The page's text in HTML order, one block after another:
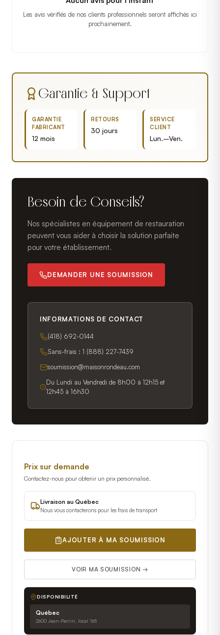
Les avis vérifiés de nos clients professionnels seront affichés ici
prochainement.
Garantie & Support
GARANTIE
FABRICANT
12 mois
RETOURS
30 jours
SERVICE
CLIENT
Lun.–Ven.
Besoin de Conseils?
Nos spécialistes en équipement de restauration
peuvent vous aider à choisir la solution parfaite
pour votre établissement.
DEMANDER UNE SOUMISSION
INFORMATIONS DE CONTACT
(418) 692-0144
Sans-frais : 1 (888) 227-7439
soumission@maisonrondeau.com
Du Lundi au Vendredi de 8h00 à 12h15 et
12h45 à 16h30
Prix sur demande
Contactez-nous pour obtenir un prix personnalisé.
Livraison au Québec
Nous vous contacterons pour les frais de transport
AJOUTER À MA SOUMISSION
VOIR MA SOUMISSION →
DISPONIBILITÉ
Québec
2600 Jean-Perrin, local 165